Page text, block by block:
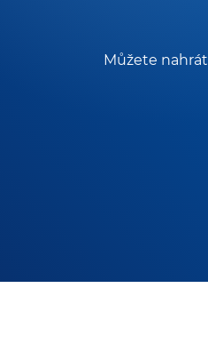
Můžete